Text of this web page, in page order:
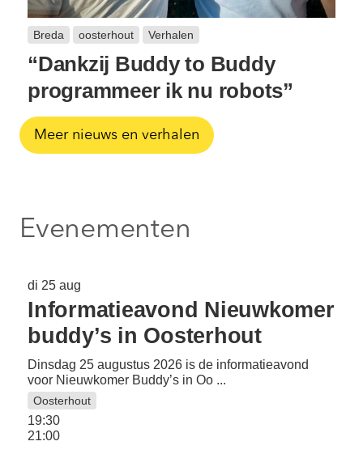
Breda oosterhout Verhalen
“Dankzij Buddy to Buddy
programmeer ik nu robots”
Meer nieuws en verhalen
Evenementen
di 25 aug
Informatieavond Nieuwkomer
buddy’s in Oosterhout
Dinsdag 25 augustus 2026 is de informatieavond
voor Nieuwkomer Buddy’s in Oo ...
Oosterhout
19:30
21:00